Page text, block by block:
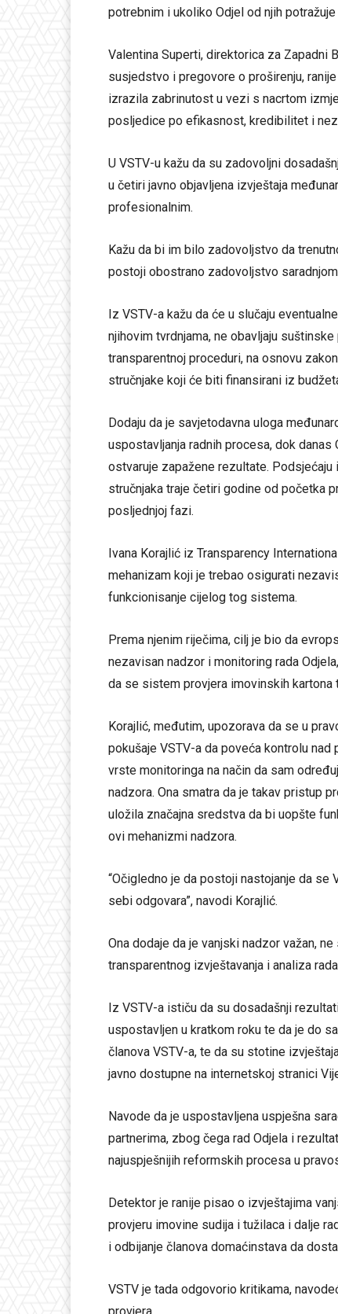
potrebnim i ukoliko Odjel od njih potražuje
Valentina Superti, direktorica za Zapadni
susjedstvo i pregovore o proširenju,
izrazila zabrinutost u vezi s nacrtom
posljedice po efikasnost, kredibilitet i
U VSTV-u kažu da su zadovoljni
u četiri javno objavljena izvještaja
profesionalnim.
Kažu da bi im bilo zadovoljstvo da
postoji obostrano zadovoljstvo
Iz VSTV-a kažu da će u slučaju
njihovim tvrdnjama, ne obavljaju
transparentnoj proceduri, na osnovu
stručnjake koji će biti finansirani iz
Dodaju da je savjetodavna uloga
uspostavljanja radnih procesa, dok
ostvaruje zapažene rezultate. Podsjećaju
stručnjaka traje četiri godine od početka
posljednjoj fazi.
Ivana Korajlić iz Transparency
mehanizam koji je trebao osigurati
funkcionisanje cijelog tog sistema.
Prema njenim riječima, cilj je bio da
nezavisan nadzor i monitoring rada
da se sistem provjera imovinskih kartona
Korajlić, međutim, upozorava da se u
pokušaje VSTV-a da poveća kontrolu
vrste monitoringa na način da sam
nadzora. Ona smatra da je takav pristup
uložila značajna sredstva da bi uopšte
ovi mehanizmi nadzora.
“Očigledno je da postoji nastojanje da
sebi odgovara”, navodi Korajlić.
Ona dodaje da je vanjski nadzor važan,
transparentnog izvještavanja i analiza
Iz VSTV-a ističu da su dosadašnji
uspostavljen u kratkom roku te da je do
članova VSTV-a, te da su stotine
javno dostupne na internetskoj stranici
Navode da je uspostavljena uspješna
partnerima, zbog čega rad Odjela i
najuspješnijih reformskih procesa u
Detektor je ranije pisao o izvještajima
provjeru imovine sudija i tužilaca i dalje
i odbijanje članova domaćinstava da
VSTV je tada odgovorio kritikama,